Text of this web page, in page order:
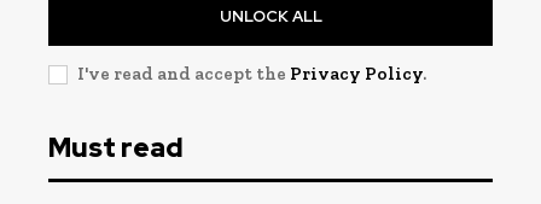
UNLOCK ALL
I've read and accept the Privacy Policy.
Must read